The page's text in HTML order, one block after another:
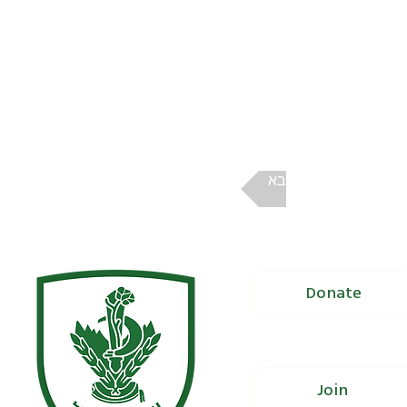
הבא
Donate
Join